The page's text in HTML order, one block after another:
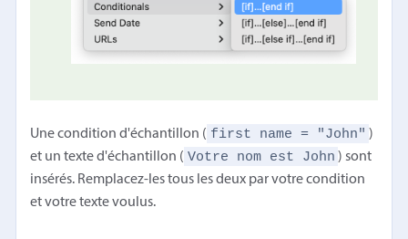
Une condition d'échantillon ( first name = "John" )
et un texte d'échantillon ( Votre nom est John ) sont
insérés. Remplacez-les tous les deux par votre condition
et votre texte voulus.